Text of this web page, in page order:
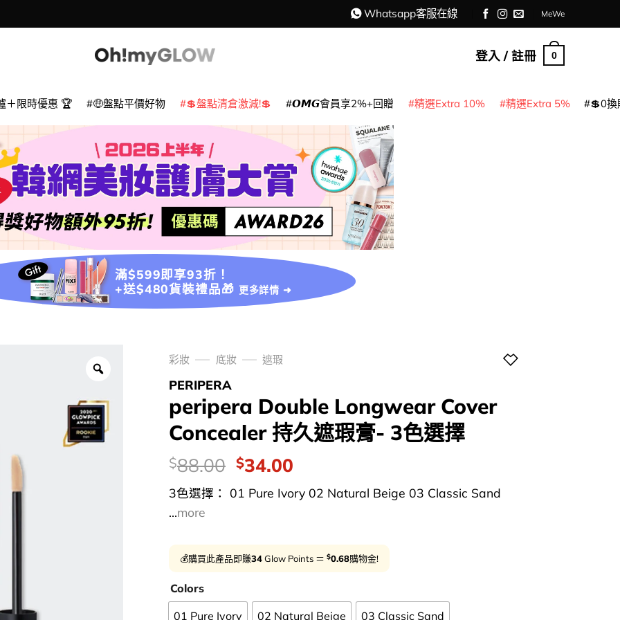
Whatsapp客服在線 MeWe
登入 / 註冊 0
＋限時優惠 🏆 🤑盤點平價好物 💲盤點清倉激減!💲 𝙊𝙈𝙂會員享2%+回贈 精選Extra 10% 精選Extra 5% 💲0換
滿$599即享93折！
+送$480貨裝禮品🎁 更多詳情 ➜
彩妝 底妝 遮瑕
PERIPERA
peripera Double Longwear Cover
Concealer 持久遮瑕膏- 3色選擇
價
錢：
$88.00 Original
was:
$34.00Current
is:
3色選擇： 01 Pure Ivory 02 Natural Beige 03 Classic Sand
...more
💰購買此產品即賺34Glow Points ＝ $0.68購物金!
Colors
01 Pure Ivory 02 Natural Beige 03 Classic Sand